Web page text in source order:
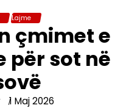
Lajme
çmimet e
për sot në
1 Maj 2026